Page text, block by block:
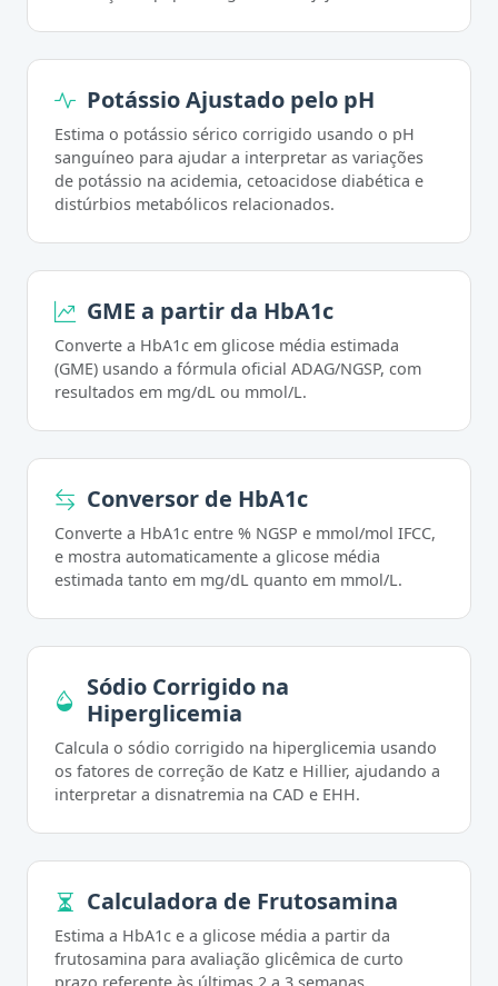
Potássio Ajustado pelo pH
Estima o potássio sérico corrigido usando o pH
sanguíneo para ajudar a interpretar as variações
de potássio na acidemia, cetoacidose diabética e
distúrbios metabólicos relacionados.
GME a partir da HbA1c
Converte a HbA1c em glicose média estimada
(GME) usando a fórmula oficial ADAG/NGSP, com
resultados em mg/dL ou mmol/L.
Conversor de HbA1c
Converte a HbA1c entre % NGSP e mmol/mol IFCC,
e mostra automaticamente a glicose média
estimada tanto em mg/dL quanto em mmol/L.
Sódio Corrigido na
Hiperglicemia
Calcula o sódio corrigido na hiperglicemia usando
os fatores de correção de Katz e Hillier, ajudando a
interpretar a disnatremia na CAD e EHH.
Calculadora de Frutosamina
Estima a HbA1c e a glicose média a partir da
frutosamina para avaliação glicêmica de curto